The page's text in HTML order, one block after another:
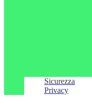
Sicurezza
Privacy